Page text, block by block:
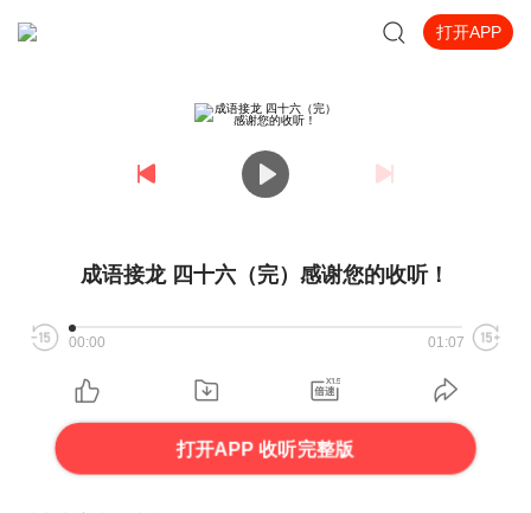
打开APP
成语接龙 四十六（完）感谢您的收听！
00:00 01:07
打开APP 收听完整版